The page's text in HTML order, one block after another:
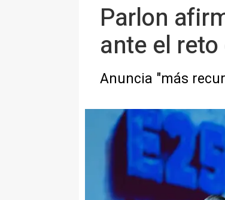
Parlon
ante el
Anuncia "más